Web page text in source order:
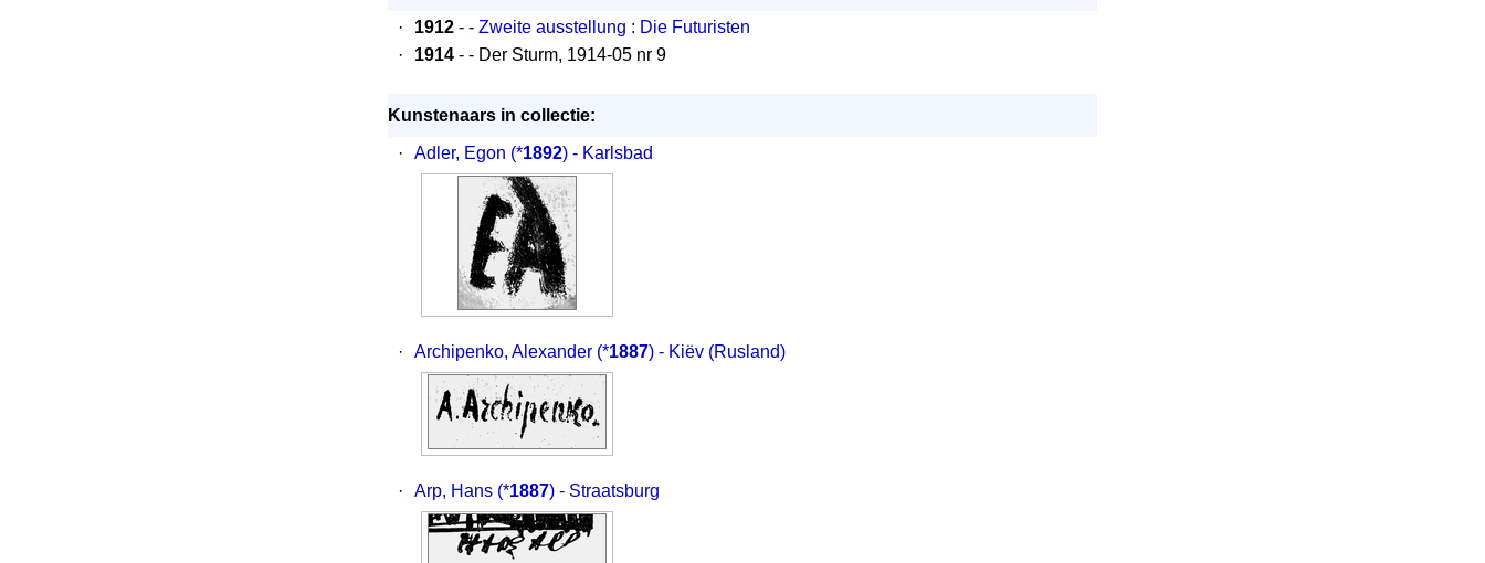
·
1912 - - Zweite ausstellung : Die Futuristen
·
1914 - - Der Sturm, 1914-05 nr 9
Kunstenaars in collectie:
·
Adler, Egon (*1892) - Karlsbad
· Archipenko, Alexander (*1887) - Kiëv (Rusland)
· Arp, Hans (*1887) - Straatsburg